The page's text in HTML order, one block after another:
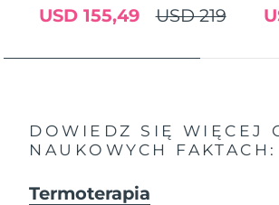
USD 219
USD 155,49
DOWIEDZ SIĘ WIĘCEJ
NAUKOWYCH FAKTACH:
Termoterapia